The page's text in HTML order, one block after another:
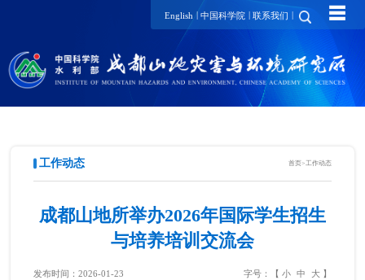
English | 中国科学院 | 联系我们 | ☰
工作动态 首页>工作动态
成都山地所举办2026年国际学生招生
与培养培训交流会
发布时间：2026-01-23 字号：【 小 中 大】